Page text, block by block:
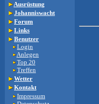
Ausrüstung
Johanniswacht
Forum
Links
Benutzer
Login
Anlegen
Top 20
Treffen
Wetter
Kontakt
Impressum